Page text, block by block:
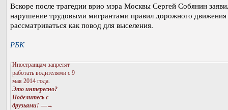
Вскоре после трагедии врио мэра Москвы Сергей Собянин
нарушение трудовыми мигрантами правил дорожного
рассматриваться как повод для выселения.
РБК
Иностранцам запретят
работать водителями с 9
мая 2014 года.
Это интересно?
Поделитесь с
друзьями! —→